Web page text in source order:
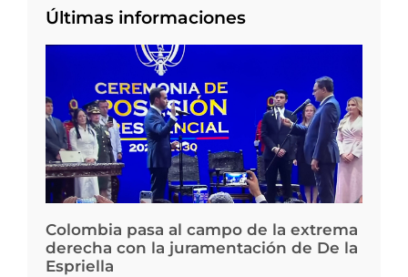
Últimas informaciones
Colombia pasa al campo de la extrema
derecha con la juramentación de De la
Espriella